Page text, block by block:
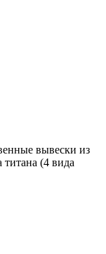
вывески из
(4 вида